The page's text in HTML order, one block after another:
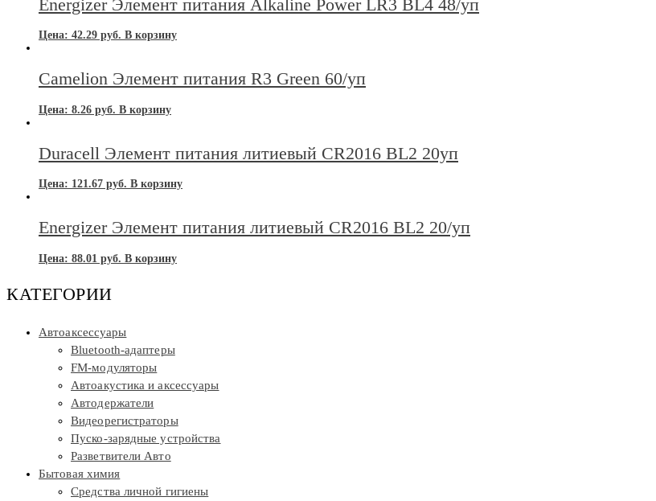
Energizer Элемент питания Alkaline Power LR3 BL4 48/уп
Цена: 42.29 руб. В корзину
Camelion Элемент питания R3 Green 60/уп
Цена: 8.26 руб. В корзину
Duracell Элемент питания литиевый CR2016 BL2 20уп
Цена: 121.67 руб. В корзину
Energizer Элемент питания литиевый CR2016 BL2 20/уп
Цена: 88.01 руб. В корзину
КАТЕГОРИИ
Автоаксессуары
Bluetooth-адаптеры
FM-модуляторы
Автоакустика и аксессуары
Автодержатели
Видеорегистраторы
Пуско-зарядные устройства
Разветвители Авто
Бытовая химия
Средства личной гигиены